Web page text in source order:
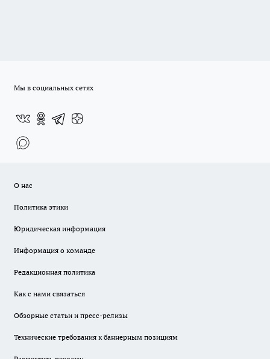
Мы в социальных сетях
О нас
Политика этики
Юридическая информация
Информация о команде
Редакционная политика
Как с нами связаться
Обзорные статьи и пресс-релизы
Технические требования к баннерным позициям